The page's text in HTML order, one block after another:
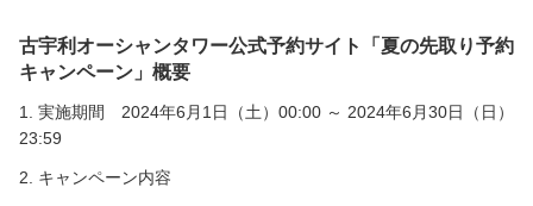
古宇利オーシャンタワー公式予約サイト「夏の先取り予約
キャンペーン」概要
1. 実施期間 2024年6月1日（土）00:00 ～ 2024年6月30日（日）
23:59
2. キャンペーン内容